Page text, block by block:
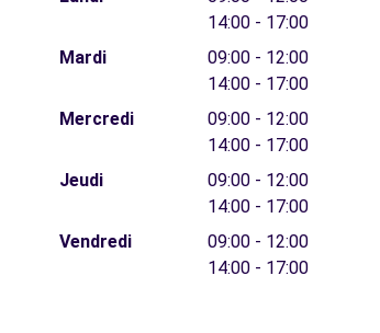
14:00 - 17:00
Mardi
09:00 - 12:00
14:00 - 17:00
Mercredi
09:00 - 12:00
14:00 - 17:00
Jeudi
09:00 - 12:00
14:00 - 17:00
Vendredi
09:00 - 12:00
14:00 - 17:00